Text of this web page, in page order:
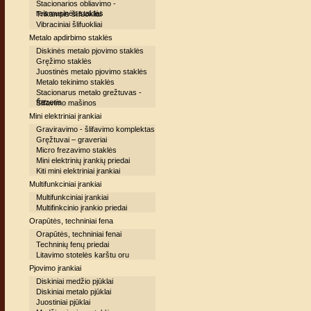
Stacionarios obliavimo -
reismusinės staklės
Trikampis šlifuokliai
Vibraciniai šlifuokliai
Metalo apdirbimo staklės
Diskinės metalo pjovimo staklės
Gręžimo staklės
Juostinės metalo pjovimo staklės
Metalo tekinimo staklės
Stacionarus metalo grežtuvas -
frezeris
Šlifavimo mašinos
Mini elektriniai įrankiai
Graviravimo - šlifavimo komplektas
Gręžtuvai – graveriai
Micro frezavimo staklės
Mini elektrinių įrankių priedai
Kiti mini elektriniai įrankiai
Multifunkciniai įrankiai
Multifunkciniai įrankiai
Multifinkcinio įrankio priedai
Orapūtės, techniniai fena
Orapūtės, techniniai fenai
Techninių fenų priedai
Litavimo stotelės karštu oru
Pjovimo įrankiai
Diskiniai medžio pjūklai
Diskiniai metalo pjūklai
Juostiniai pjūklai